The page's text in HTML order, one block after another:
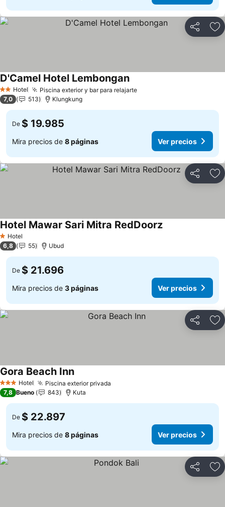
Compartir
2 Estrellas
Hotel Piscina exterior y bar para relajarteVer precios
D'Camel Hotel LembonganVer precios
7,0 513 Klungkung
De $ 19.985
Mira precios de 8 páginas Ver precios
Compartir
1 Estrellas
Hotel
Hotel Mawar Sari Mitra RedDoorzVer precios
6,8 55 Ubud
De $ 21.696
Mira precios de 3 páginas Ver precios
Compartir
3 Estrellas
Hotel Piscina exterior privada
Gora Beach InnVer precios
7,8 Bueno 843 Kuta
De $ 22.897
Mira precios de 8 páginas Ver precios
Compartir